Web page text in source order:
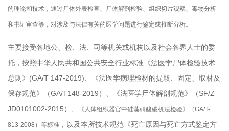
的理论和技术，通过尸体外表检查、尸体解剖检验、组织切片观察、毒物分析
和书证审查等，对涉及与法律有关的医学问题进行鉴定或推断分析。
主要接受各地公、检、法、司等机关或机构以及社会各界人士的委
托，按照中华人民共和国公共安全行业标准《法医学尸体检验技术
总则》(GA/T 147-2019)、《法医学病理检材的提取、固定、取材及
保存规范》（GA/T148-2019）、《法医学尸体解剖规范》（SF/Z
JD0101002-2015）、
《人体组织器官中硅藻硝酸破机法检验》（GA/T-
813-2008）等标准 ，以及本所技术规范《死亡原因与死亡方式鉴定方